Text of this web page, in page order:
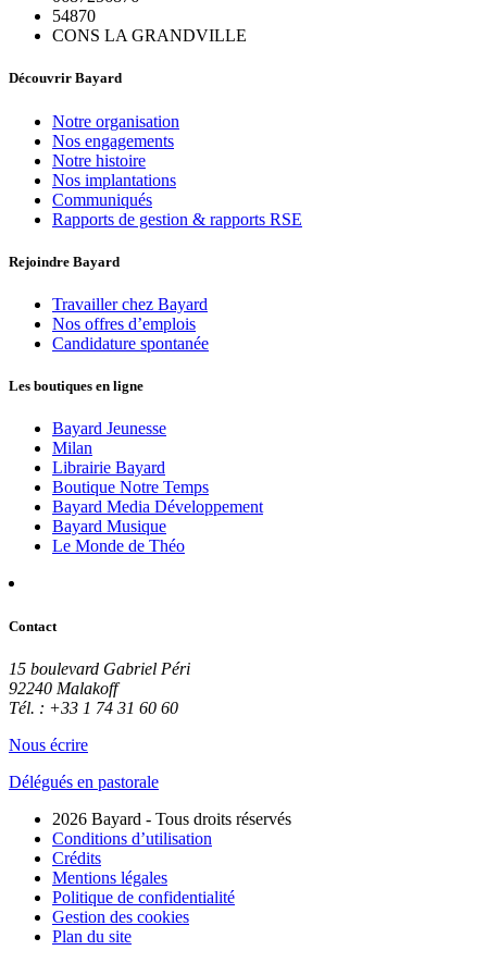
54870
CONS LA GRANDVILLE
Découvrir Bayard
Notre organisation
Nos engagements
Notre histoire
Nos implantations
Communiqués
Rapports de gestion & rapports RSE
Rejoindre Bayard
Travailler chez Bayard
Nos offres d’emplois
Candidature spontanée
Les boutiques en ligne
Bayard Jeunesse
Milan
Librairie Bayard
Boutique Notre Temps
Bayard Media Développement
Bayard Musique
Le Monde de Théo
Contact
15 boulevard Gabriel Péri
92240 Malakoff
Tél. : +33 1 74 31 60 60
Nous écrire
Délégués en pastorale
2026 Bayard - Tous droits réservés
Conditions d’utilisation
Crédits
Mentions légales
Politique de confidentialité
Gestion des cookies
Plan du site